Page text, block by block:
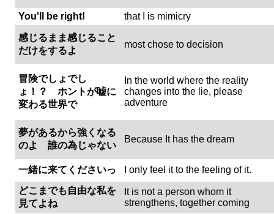
You'll be right! that I is mimicry
感じるまま感じること
だけをするよ
most chose to decision
冒険でしょでし
ょ！？ ホントが嘘に
変わる世界で
In the world where the reality
changes into the lie, please
adventure
夢があるから強くなる
のよ 誰の為じゃない
Because It has the dream
一緒に来てくださいっ
I only feel it to the feeling of it.
どこまでも自由な私を
見てよね
It is not a person whom it
strengthens, together coming